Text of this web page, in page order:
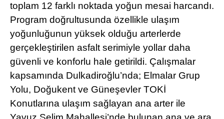
EĞİTİM
KÜLTÜR SANAT
EKONOMİ
YEREL HABERLER
toplam 12 farklı noktada yoğun mesai harcandı.
Program doğrultusunda özellikle ulaşım
yoğunluğunun yüksek olduğu arterlerde
gerçekleştirilen asfalt serimiyle yollar daha
güvenli ve konforlu hale getirildi. Çalışmalar
kapsamında Dulkadiroğlu’nda; Elmalar Grup
Yolu, Doğukent ve Güneşevler TOKİ
Konutlarına ulaşım sağlayan ana arter ile